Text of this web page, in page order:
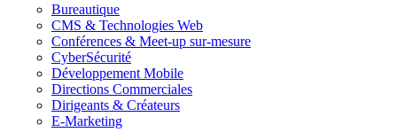
Bureautique
CMS & Technologies Web
Conférences & Meet-up sur-mesure
CyberSécurité
Développement Mobile
Directions Commerciales
Dirigeants & Créateurs
E-Marketing